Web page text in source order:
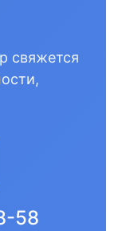
свяжется
58